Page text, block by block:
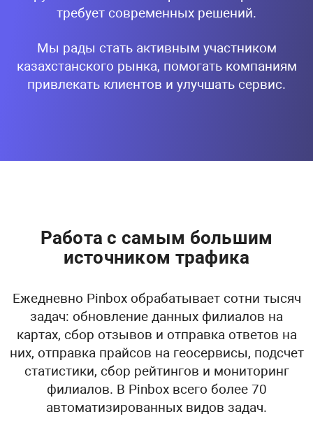
требует современных решений.
Мы рады стать активным участником
казахстанского рынка, помогать компаниям
привлекать клиентов и улучшать сервис.
Работа с самым большим
источником трафика
Ежедневно Pinbox обрабатывает сотни тысяч
задач: обновление данных филиалов на
картах, сбор отзывов и отправка ответов на
них, отправка прайсов на геосервисы, подсчет
статистики, сбор рейтингов и мониторинг
филиалов. В Pinbox всего более 70
автоматизированных видов задач.